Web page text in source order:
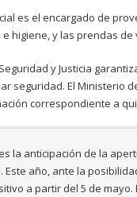
es el encargado de
higiene, y las prendas de
y Justicia
seguridad. El Ministerio
correspondiente a
la anticipación de la
año, ante la
a partir del 5 de